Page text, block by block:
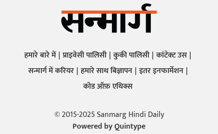
हमारे बारे में प्राइवेसी पालिसी कुकी पालिसी कांटेक्ट उस
सन्मार्ग में करियर हमारे साथ बिज्ञापन इतर इनफार्मेशन
कोड ऑफ़ एथिक्स
© 2015-2025 Sanmarg Hindi Daily
Powered byQuintype